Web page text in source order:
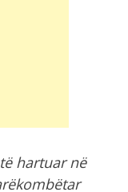
hartuar në